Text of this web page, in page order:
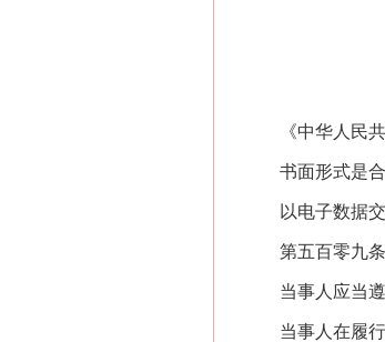
《中华人民共
书面形式是合
以电子数据交
第五百零九条
当事人应当遵
当事人在履行